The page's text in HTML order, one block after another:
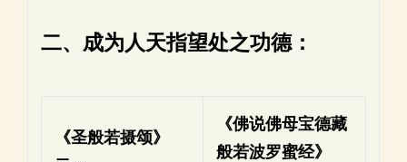
二、成为人天指望处之功德：
《圣般若摄颂》
《佛说佛母宝德藏
般若波罗蜜经》